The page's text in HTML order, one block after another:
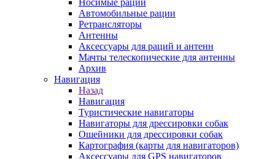
Носимые рации
Автомобильные рации
Ретрансляторы
Антенны
Аксессуары для раций и антенн
Мачты телескопические для антенны
Архив
Навигация
Назад
Навигация
Туристические навигаторы
Навигаторы для дрессировки собак
Ошейники для дрессировки собак
Картография (карты для навигаторов)
Аксессуары для GPS навигаторов